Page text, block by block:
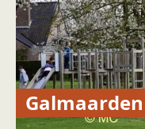
Galmaarden